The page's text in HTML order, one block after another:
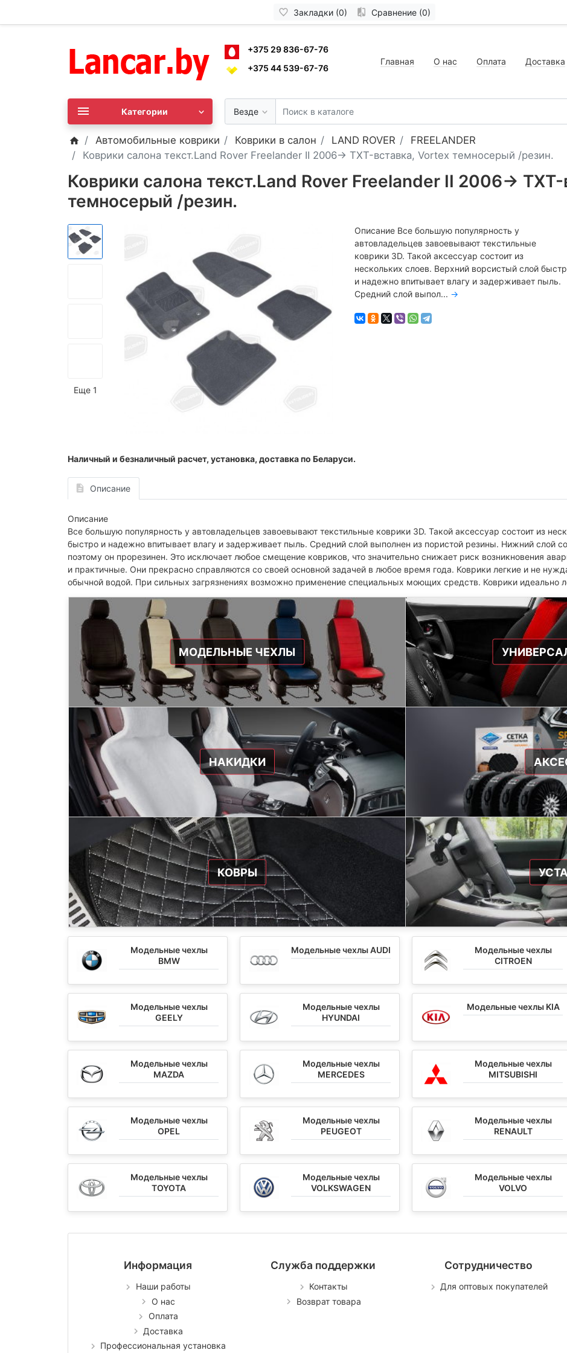
Закладки (0) Сравнение (0)
+375 29 836-67-76
+375 44 539-67-76
Главная О нас Оплата Доставка
Везде
Категории
Автомобильные коврики Коврики в салон LAND ROVER
FREELANDER
Коврики салона текст.Land Rover Freelander II 2006-> TXT-вставка, Vortex темносерый /резин.
Коврики салона текст.Land Rover Freelander II 2006->
темносерый /резин.
Еще 1
Описание Все большую популярность у
автовладельцев завоевывают текстильные
коврики 3D. Такой аксессуар состоит из
нескольких слоев. Верхний ворсистый слой
и надежно впитывает влагу и задерживает пыль.
Средний слой выпол... →
Наличный и безналичный расчет, установка, доставка по Беларуси.
Описание
Описание
Все большую популярность у автовладельцев завоевывают текстильные коврики 3D. Такой аксессуар состоит из
быстро и надежно впитывает влагу и задерживает пыль. Средний слой выполнен из пористой резины. Нижний слой
поэтому он прорезинен. Это исключает любое смещение ковриков, что значительно снижает риск возникновения
и практичные. Они прекрасно справляются со своей основной задачей в любое время года. Коврики легкие и не
обычной водой. При сильных загрязнениях возможно применение специальных моющих средств. Коврики идеально
МОДЕЛЬНЫЕ ЧЕХЛЫ
НАКИДКИ
КОВРЫ
Модельные чехлы
BMW
Модельные чехлы AUDI
Модельные чехлы
CITROEN
Модельные чехлы
GEELY
Модельные чехлы
HYUNDAI
Модельные чехлы KIA
Модельные чехлы
MAZDA
Модельные чехлы
MERCEDES
Модельные чехлы
MITSUBISHI
Модельные чехлы
OPEL
Модельные чехлы
PEUGEOT
Модельные чехлы
RENAULT
Модельные чехлы
TOYOTA
Модельные чехлы
VOLKSWAGEN
Модельные чехлы
VOLVO
Информация
Наши работы
О нас
Оплата
Доставка
Профессиональная установка
Служба поддержки
Контакты
Возврат товара
Сотрудничество
Для оптовых покупателей